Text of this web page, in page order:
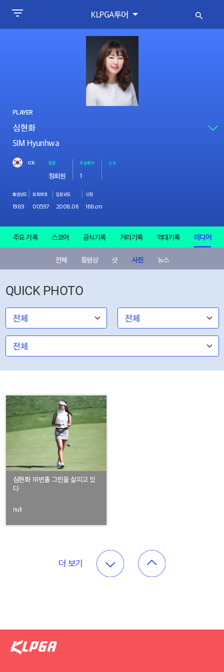
KLPGA투어
PLAYER
SIM Hyunhwa
KOR 등급
정회원
우승횟수
1
소속
출생년도
1989
회원번호
00597
입회년도
2008.06
신장
168cm
주요 기록 스코어 공식기록 거리기록 역대기록 미디어
전체 동영상 샷 사진 뉴스
QUICK PHOTO
심현화 18번홀 그린을 살피고 있
다
null
더 보기